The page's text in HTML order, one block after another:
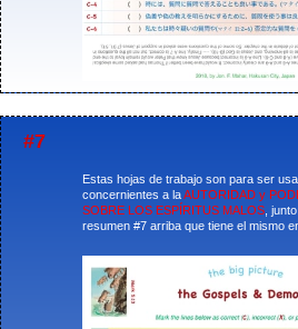
#7
Estas hojas de trabajo son para ser
concernientes a laAUTORIDAD y
SOBRE LOS ESPÍRITUS MALOS ,
resumen #7 arriba que tiene el mismo